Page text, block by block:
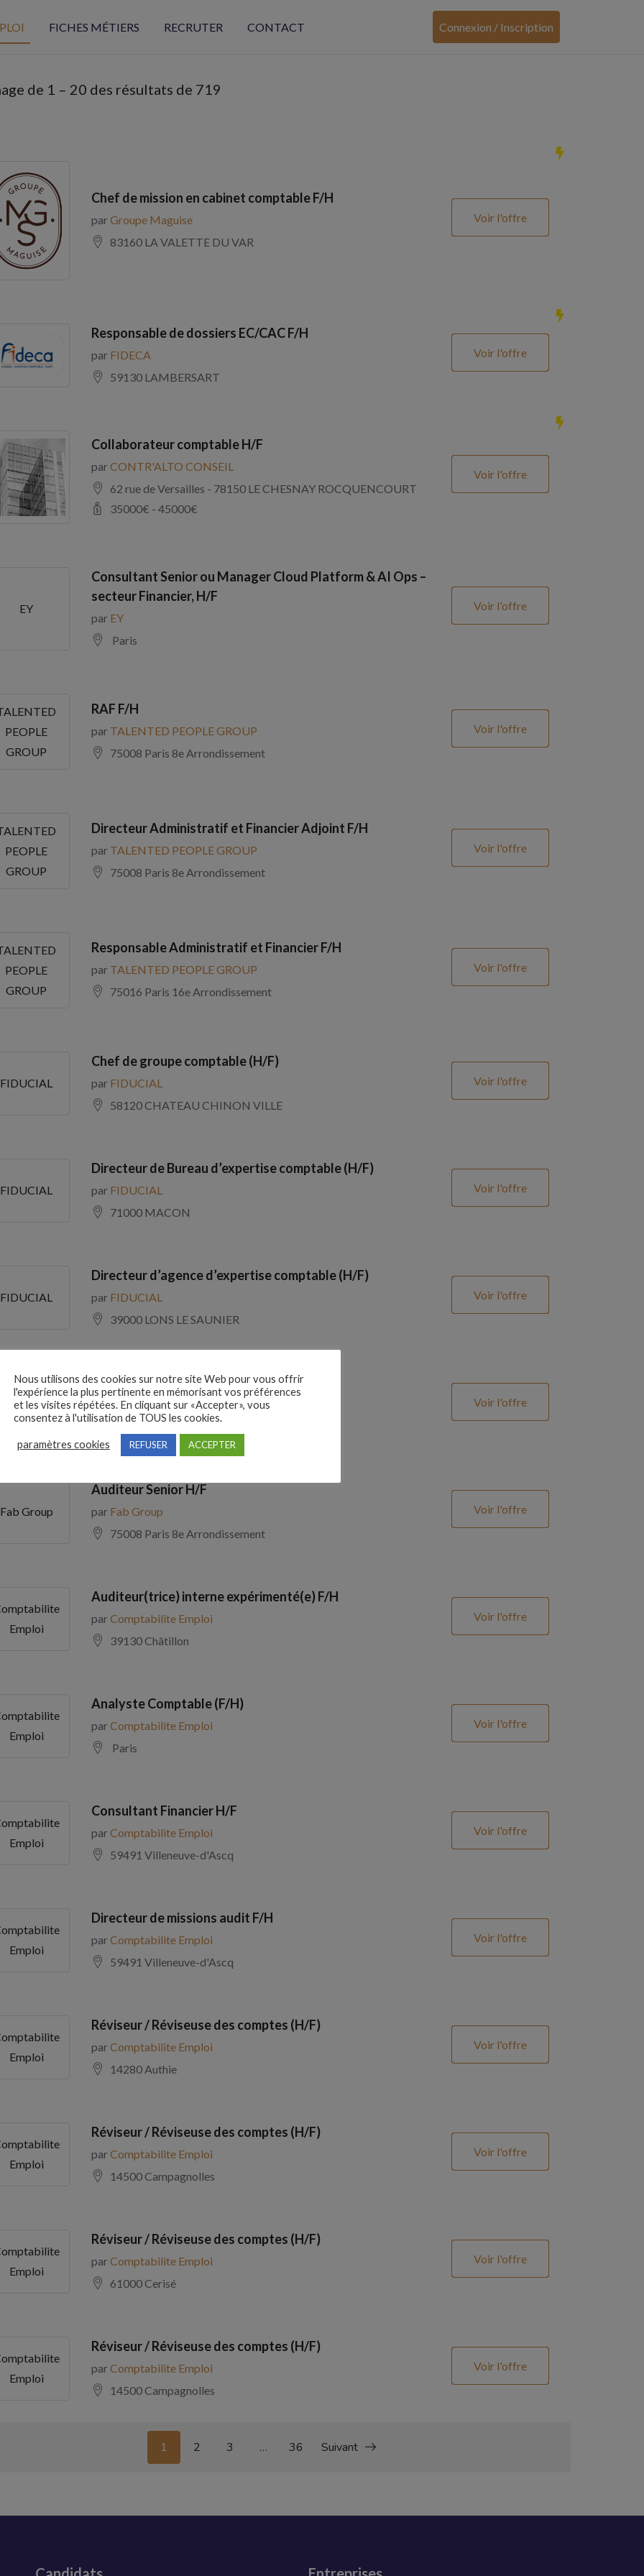
FICHES MÉTIERS RECRUTER CONTACT Connexion / Inscription
de 1 – 20 des résultats de 719
Chef de mission en cabinet comptable F/H
parGroupe Maguise
83160 LA VALETTE DU VAR
Voir l'offre
Responsable de dossiers EC/CAC F/H
par FIDECA
59130 LAMBERSART
Voir l'offre
Collaborateur comptable H/F
parCONTR'ALTO CONSEIL
62 rue de Versailles - 78150 LE CHESNAY ROCQUENCOURT
35000€ - 45000€
Voir l'offre
EY
Consultant Senior ou Manager Cloud Platform & AI Ops –
secteur Financier, H/F
par EY
Paris
Voir l'offre
PEOPLE
GROUP
RAF F/H
par TALENTED PEOPLE GROUP
75008 Paris 8e Arrondissement
Voir l'offre
PEOPLE
GROUP
Directeur Administratif et Financier Adjoint F/H
par TALENTED PEOPLE GROUP
75008 Paris 8e Arrondissement
Voir l'offre
PEOPLE
GROUP
Responsable Administratif et Financier F/H
par TALENTED PEOPLE GROUP
75016 Paris 16e Arrondissement
Voir l'offre
FIDUCIAL
Chef de groupe comptable (H/F)
par FIDUCIAL
58120 CHATEAU CHINON VILLE
Voir l'offre
FIDUCIAL
Directeur de Bureau d’expertise comptable (H/F)
par FIDUCIAL
71000 MACON
Voir l'offre
FIDUCIAL
Directeur d’agence d’expertise comptable (H/F)
par FIDUCIAL
39000 LONS LE SAUNIER
Voir l'offre
ADECCO
Comptable Fournisseurs H/F
parADECCO
69100 Villeurbanne
Voir l'offre
Fab Group
Auditeur Senior H/F
par Fab Group
75008 Paris 8e Arrondissement
Voir l'offre
Emploi
Auditeur(trice) interne expérimenté(e) F/H
parComptabilite Emploi
39130 Châtillon
Voir l'offre
Emploi
Analyste Comptable (F/H)
parComptabilite Emploi
Paris
Voir l'offre
Emploi
Consultant Financier H/F
parComptabilite Emploi
59491 Villeneuve-d'Ascq
Voir l'offre
Emploi
Directeur de missions audit F/H
parComptabilite Emploi
59491 Villeneuve-d'Ascq
Voir l'offre
Emploi
Réviseur / Réviseuse des comptes (H/F)
parComptabilite Emploi
14280 Authie
Voir l'offre
Emploi
Réviseur / Réviseuse des comptes (H/F)
parComptabilite Emploi
14500 Campagnolles
Voir l'offre
Emploi
Réviseur / Réviseuse des comptes (H/F)
parComptabilite Emploi
61000 Cerisé
Voir l'offre
Emploi
Réviseur / Réviseuse des comptes (H/F)
parComptabilite Emploi
14500 Campagnolles
Voir l'offre
1 2 3 … 36 Suivant
Nous utilisons des cookies sur notre site Web pour vous offrir
l'expérience la plus pertinente en mémorisant vos préférences
et les visites répétées. En cliquant sur «Accepter», vous
consentez à l'utilisation de TOUS les cookies.
paramètres cookies REFUSER ACCEPTER